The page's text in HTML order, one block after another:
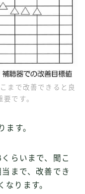
まで改善できると良
です。
ます。
らいまで、聞こ
まで、改善でき
なります。